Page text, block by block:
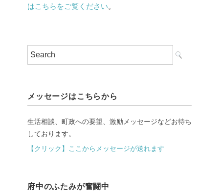
はこちらをご覧ください。
メッセージはこちらから
生活相談、町政への要望、激励メッセージなどお待ち
しております。
【クリック】ここからメッセージが送れます
府中のふたみが奮闘中